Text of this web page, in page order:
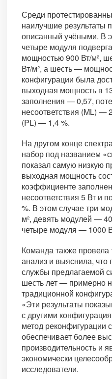
Среди
наилучшие результаты
описанный учёными. В
четыре модуля
мощностью 900 Вт/м²,
Вт/м², а шесть —
конфигурации была
выходная мощность в
заполнения — 0,57,
несоответствия (ML) —
(PL) — 1,4 %.
На другом конце
набор под названием
показал самую низкую
выходная мощность
коэффициенте
несоответствия 5 Вт и
%. В этом случае три
м², девять модулей —
четыре модуля — 1000
Команда также провела
анализ и выяснила,
службы предлагаемой
шесть лет — примерно
традиционной
«Эти результаты
с другими
метод реконфигурации
обеспечивает более
производительность и
экономически
исследователи.